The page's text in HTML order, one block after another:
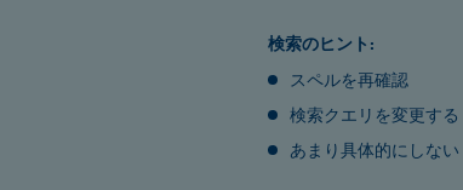
検索のヒント:
スペルを再確認
検索クエリを変更する
あまり具体的にしない